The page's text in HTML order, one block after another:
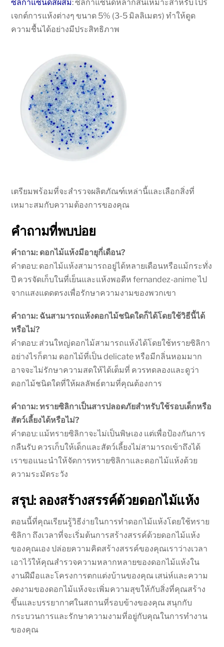
ซิลิกาแซนด์สีผสม: ซิลิกาแซนด์หลากสีนี้เหมาะสำหรับโปร
เจกต์การแห้งต่างๆ ขนาด 5% (3-5 มิลลิเมตร) ทำให้ดูด
ความชื้นได้อย่างมีประสิทธิภาพ
เตรียมพร้อมที่จะสำรวจผลิตภัณฑ์เหล่านี้และเลือกสิ่งที่
เหมาะสมกับความต้องการของคุณ
คำถามที่พบบ่อย
คำถาม: ดอกไม้แห้งมีอายุกี่เดือน?
คำตอบ: ดอกไม้แห้งสามารถอยู่ได้หลายเดือนหรือแม้กระทั่ง
ปี ควรจัดเก็บในที่เย็นและแห้งพอดีห fernandez-anime ไป
จากแสงแดดตรงเพื่อรักษาความงามของพวกเขา
คำถาม: ฉันสามารถแห้งดอกไม้ชนิดใดก็ได้โดยใช้วิธีนี้ได้
หรือไม่?
คำตอบ: ส่วนใหญ่ดอกไม้สามารถแห้งได้โดยใช้ทรายซิลิกา
อย่างไรก็ตาม ดอกไม้ที่เป็น delicate หรือมีกลิ่นหอมมาก
อาจจะไม่รักษาความสดให้ได้เต็มที่ ควรทดลองและดูว่า
ดอกไม้ชนิดใดที่ให้ผลลัพธ์ตามที่คุณต้องการ
คำถาม: ทรายซิลิกาเป็นสารปลอดภัยสำหรับใช้รอบเด็กหรือ
สัตว์เลี้ยงได้หรือไม่?
คำตอบ: แม้ทรายซิลิกาจะไม่เป็นพิษเอง แต่เพื่อป้องกันการ
กลืนรับ ควรเก็บให้เด็กและสัตว์เลี้ยงไม่สามารถเข้าถึงได้
เราขอแนะนำให้จัดการทรายซิลิกาและดอกไม้แห้งด้วย
ความระมัดระวัง
สรุป: ลองสร้างสรรค์ด้วยดอกไม้แห้ง
ตอนนี้ที่คุณเรียนรู้วิธีง่ายในการทำดอกไม้แห้งโดยใช้ทราย
ซิลิกา ถึงเวลาที่จะเริ่มต้นการสร้างสรรค์ด้วยดอกไม้แห้ง
ของคุณเอง ปล่อยความคิดสร้างสรรค์ของคุณเราว่างเวลา
เอาไว้ให้คุณสำรวจความหลากหลายของดอกไม้แห้งใน
งานฝีมือและโครงการตกแต่งบ้านของคุณ เสน่ห์และความ
งดงามของดอกไม้แห้งจะเพิ่มความสุขให้กับสิ่งที่คุณสร้าง
ขึ้นและบรรยากาศในสถานที่รอบข้างของคุณ สนุกกับ
กระบวนการและรักษาความงามที่อยู่กับคุณในการทำงาน
ของคุณ